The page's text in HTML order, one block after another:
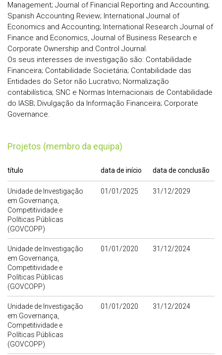
Management; Journal of Financial Reporting and Accounting;
Spanish Accounting Review; International Journal of
Economics and Accounting; International Research Journal of
Finance and Economics, Journal of Business Research e
Corporate Ownership and Control Journal.
Os seus interesses de investigação são: Contabilidade
Financeira; Contabilidade Societária; Contabilidade das
Entidades do Setor não Lucrativo; Normalização
contabilística; SNC e Normas Internacionais de Contabilidade
do IASB; Divulgação da Informação Financeira; Corporate
Governance.
Projetos (membro da equipa)
título data de início data de conclusão
Unidade de Investigação
em Governança,
Competitividade e
Políticas Públicas
(GOVCOPP)
01/01/2025 31/12/2029
Unidade de Investigação
em Governança,
Competitividade e
Políticas Públicas
(GOVCOPP)
01/01/2020 31/12/2024
Unidade de Investigação
em Governança,
Competitividade e
Políticas Públicas
(GOVCOPP)
01/01/2020 31/12/2024